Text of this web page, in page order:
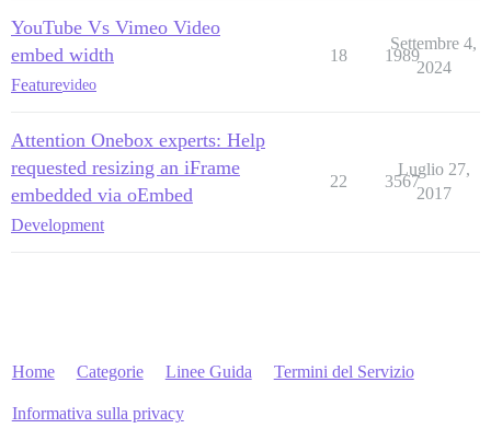
YouTube Vs Vimeo Video
embed width
Featurevideo
18 1989
Settembre 4,
2024
Attention Onebox experts: Help
requested resizing an iFrame
embedded via oEmbed
Development
22 3567
Luglio 27,
2017
Home Categorie Linee Guida Termini del Servizio
Informativa sulla privacy